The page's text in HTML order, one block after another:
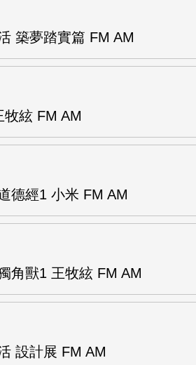
築夢踏實篇 FM AM
牧絃 FM AM
德經1 小米 FM AM
角獸1 王牧絃 FM AM
設計展 FM AM